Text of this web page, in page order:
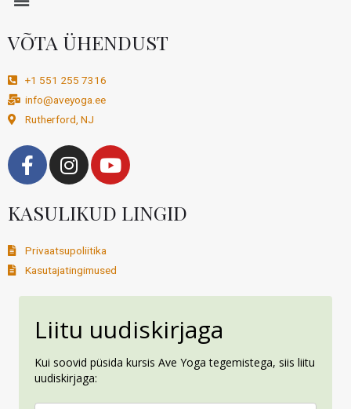
VÕTA ÜHENDUST
+1 551 255 7316
info@aveyoga.ee
Rutherford, NJ
KASULIKUD LINGID
Privaatsupoliitika
Kasutajatingimused
Liitu uudiskirjaga
Kui soovid püsida kursis Ave Yoga tegemistega, siis liitu
uudiskirjaga: